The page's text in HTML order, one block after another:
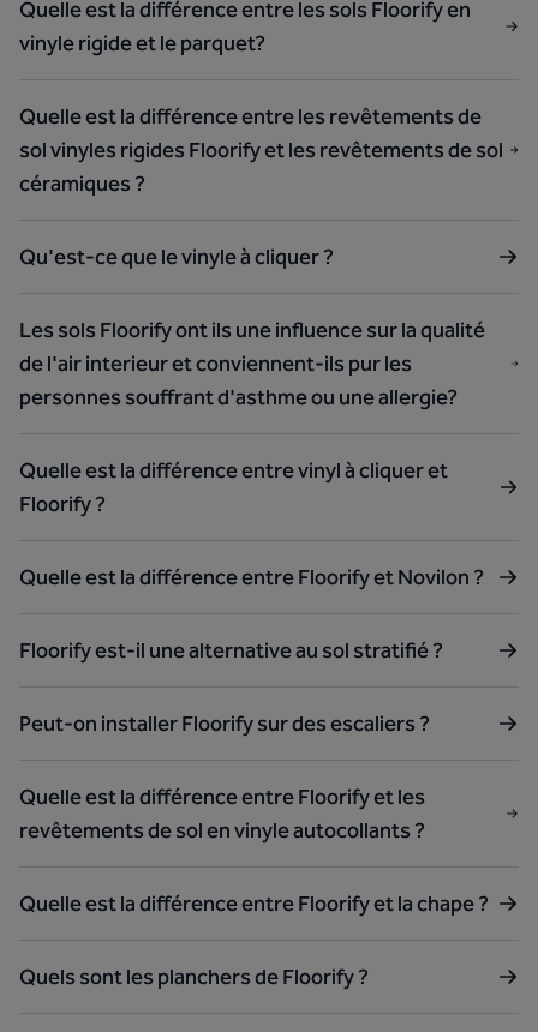
Quelle est la différence entre les sols Floorify en
vinyle rigide et le parquet?
Quelle est la différence entre les revêtements de
sol vinyles rigides Floorify et les revêtements de sol
céramiques ?
Qu'est-ce que le vinyle à cliquer ?
Les sols Floorify ont ils une influence sur la qualité
de l'air interieur et conviennent-ils pur les
personnes souffrant d'asthme ou une allergie?
Quelle est la différence entre vinyl à cliquer et
Floorify ?
Quelle est la différence entre Floorify et Novilon ?
Floorify est-il une alternative au sol stratifié ?
Peut-on installer Floorify sur des escaliers ?
Quelle est la différence entre Floorify et les
revêtements de sol en vinyle autocollants ?
Quelle est la différence entre Floorify et la chape ?
Quels sont les planchers de Floorify ?